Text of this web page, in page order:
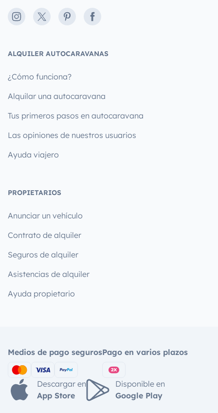
Instagram
X PinterestFacebook
ALQUILER AUTOCARAVANAS
¿Cómo funciona?
Alquilar una autocaravana
Tus primeros pasos en autocaravana
Las opiniones de nuestros usuarios
Ayuda viajero
PROPIETARIOS
Anunciar un vehículo
Contrato de alquiler
Seguros de alquiler
Asistencias de alquiler
Ayuda propietario
Medios de pago segurosPago en varios plazos
Descargar en
App Store
Disponible en
Google Play